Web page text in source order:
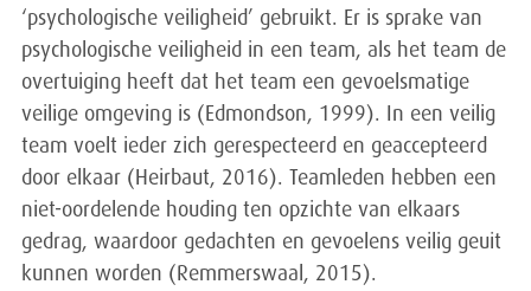
‘psychologische veiligheid’ gebruikt. Er is sprake van
psychologische veiligheid in een team, als het team de
overtuiging heeft dat het team een gevoelsmatige
veilige omgeving is (Edmondson, 1999). In een veilig
team voelt ieder zich gerespecteerd en geaccepteerd
door elkaar (Heirbaut, 2016). Teamleden hebben een
niet-oordelende houding ten opzichte van elkaars
gedrag, waardoor gedachten en gevoelens veilig geuit
kunnen worden (Remmerswaal, 2015).